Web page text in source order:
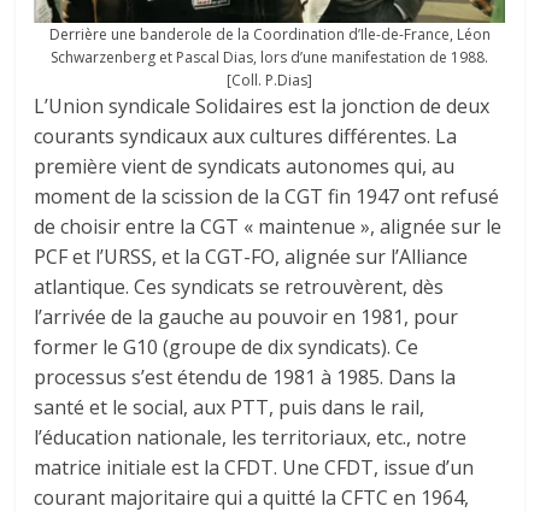
Derrière une banderole de la Coordination d’Ile-de-France, Léon
Schwarzenberg et Pascal Dias, lors d’une manifestation de 1988.
[Coll. P.Dias]
L’Union syndicale Solidaires est la jonction de deux
courants syndicaux aux cultures différentes. La
première vient de syndicats autonomes qui, au
moment de la scission de la CGT fin 1947 ont refusé
de choisir entre la CGT « maintenue », alignée sur le
PCF et l’URSS, et la CGT-FO, alignée sur l’Alliance
atlantique. Ces syndicats se retrouvèrent, dès
l’arrivée de la gauche au pouvoir en 1981, pour
former le G10 (groupe de dix syndicats). Ce
processus s’est étendu de 1981 à 1985. Dans la
santé et le social, aux PTT, puis dans le rail,
l’éducation nationale, les territoriaux, etc., notre
matrice initiale est la CFDT. Une CFDT, issue d’un
courant majoritaire qui a quitté la CFTC en 1964,